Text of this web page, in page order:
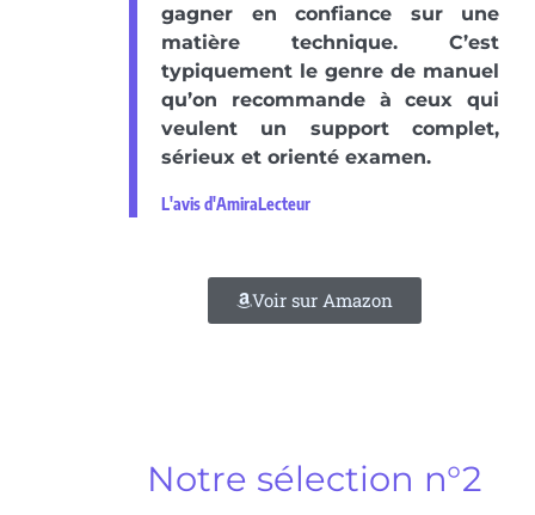
gagner en confiance sur une
matière technique. C’est
typiquement le genre de manuel
qu’on recommande à ceux qui
veulent un support complet,
sérieux et orienté examen.
L'avis d'AmiraLecteur
Voir sur Amazon
Notre sélection n°2